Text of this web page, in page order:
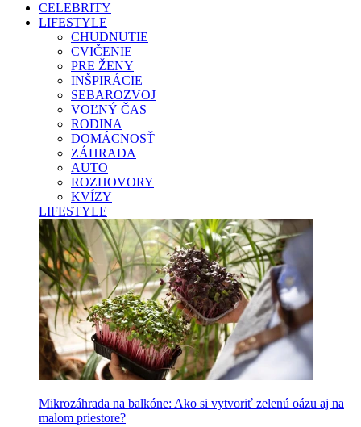
CELEBRITY
LIFESTYLE
CHUDNUTIE
CVIČENIE
PRE ŽENY
INŠPIRÁCIE
SEBAROZVOJ
VOĽNÝ ČAS
RODINA
DOMÁCNOSŤ
ZÁHRADA
AUTO
ROZHOVORY
KVÍZY
LIFESTYLE
Mikrozáhrada na balkóne: Ako si vytvoriť zelenú oázu aj na
malom priestore?